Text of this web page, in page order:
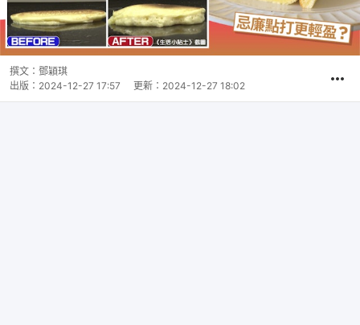
撰文： 鄧穎琪
出版： 2024-12-27 17:57 更新： 2024-12-27 18:02